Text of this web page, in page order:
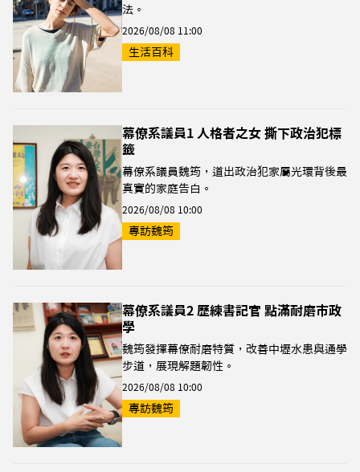
法。
2026/08/08 11:00
生活百科
幕僚系議員1 人格者之女 撕下政治犯標
籤
幕僚系議員魏筠，道出政治犯家屬光環背後最
真實的家庭告白。
2026/08/08 10:00
專訪魏筠
幕僚系議員2 歷練書記官 點滿耐磨市政
學
魏筠發揮幕僚耐磨特質，改善中壢水患與通學
步道，展現解題韌性。
2026/08/08 10:00
專訪魏筠